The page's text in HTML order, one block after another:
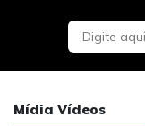
Mídia Vídeos